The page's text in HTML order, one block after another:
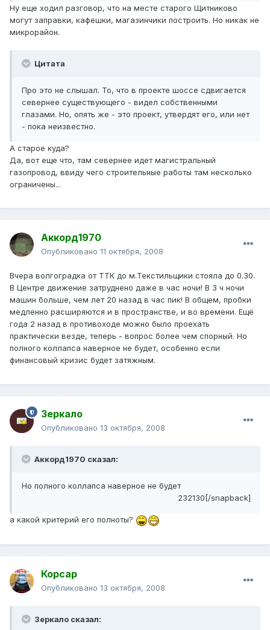
Ну еще ходил разговор, что на месте старого Щитниково
могут заправки, кафешки, магазинчики построить. Но никак не
микрорайон.
Цитата
Про это не слышал. То, что в проекте шоссе сдвигается
севернее существующего - видел собственными
глазами. Но, опять же - это проект, утвердят его, или нет
- пока неизвестно.
А старое куда?
Да, вот еще что, там севернее идет магистральный
газопровод, ввиду чего строительные работы там несколько
ограничены...
Аккорд1970
Опубликовано 11 октября, 2008
Вчера волгоградка от ТТК до м.Текстильщики стояла до 0.30.
В Центре движение затруднено даже в час ночи! В 3 ч ночи
машин больше, чем лет 20 назад в час пик! В общем, пробки
медленно расширяются и в пространстве, и во времени. Ещё
года 2 назад в противоходе можно было проехать
практически везде, теперь - вопрос более чем спорный. Но
полного коллапса наверное не будет, особенно если
финансовый кризис будет затяжным.
Зеркало
Опубликовано 13 октября, 2008
Аккорд1970 сказал:
Но полного коллапса наверное не будет
232130[/snapback]
а какой критерий его полноты?
Корсар
Опубликовано 13 октября, 2008
Зеркало сказал: